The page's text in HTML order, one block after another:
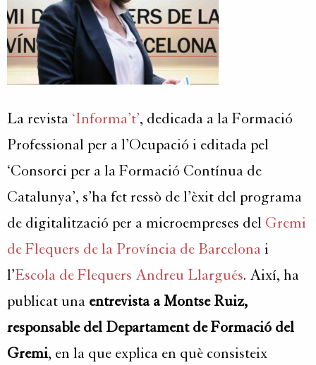
La revista ‘Informa’t’, dedicada a la Formació
Professional per a l’Ocupació i editada pel
‘Consorci per a la Formació Contínua de
Catalunya’, s’ha fet ressò de l’èxit del programa
de digitalització per a microempreses del Gremi
de Flequers de la Província de Barcelona i
l’Escola de Flequers Andreu Llargués. Així, ha
publicat una entrevista a Montse Ruiz,
responsable del Departament de Formació del
Gremi, en la que explica en què consisteix